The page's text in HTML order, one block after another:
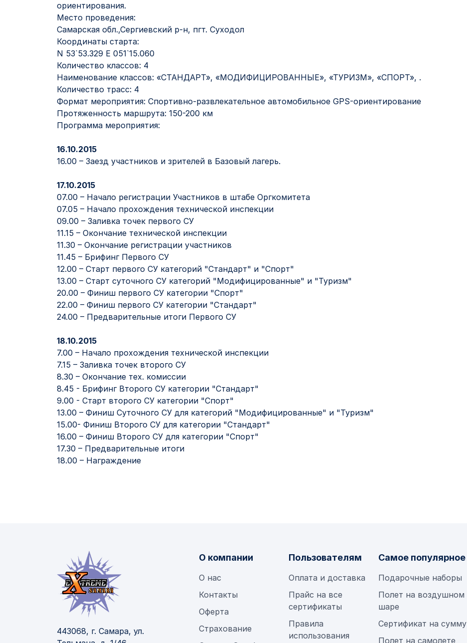
ориентирования.
Место проведения:
Самарская обл.,Сергиевский р-н, пгт. Суходол
Координаты старта:
N 53`53.329 E 051`15.060
Количество классов: 4
Наименование классов: «СТАНДАРТ», «МОДИФИЦИРОВАННЫЕ», «ТУРИЗМ», «СПОРТ», .
Количество трасс: 4
Формат мероприятия: Спортивно-развлекательное автомобильное GPS-ориентирование
Протяженность маршрута: 150-200 км
Программа мероприятия:
16.10.2015
16.00 – Заезд участников и зрителей в Базовый лагерь.
17.10.2015
07.00 – Начало регистрации Участников в штабе Оргкомитета
07.05 – Начало прохождения технической инспекции
09.00 – Заливка точек первого СУ
11.15 – Окончание технической инспекции
11.30 – Окончание регистрации участников
11.45 – Брифинг Первого СУ
12.00 – Старт первого СУ категорий "Стандарт" и "Спорт"
13.00 – Старт суточного СУ категорий "Модифицированные" и "Туризм"
20.00 – Финиш первого СУ категории "Спорт"
22.00 – Финиш первого СУ категории "Стандарт"
24.00 – Предварительные итоги Первого СУ
18.10.2015
7.00 – Начало прохождения технической инспекции
7.15 – Заливка точек второго СУ
8.30 – Окончание тех. комиссии
8.45 - Брифинг Второго СУ категории "Стандарт"
9.00 - Старт второго СУ категории "Спорт"
13.00 – Финиш Суточного СУ для категорий "Модифицированные" и "Туризм"
15.00- Финиш Второго СУ для категории "Стандарт"
16.00 – Финиш Второго СУ для категории "Спорт"
17.30 – Предварительные итоги
18.00 – Награждение
443068, г. Самара, ул.
О компании
О нас
Контакты
Оферта
Страхование
Пользователям
Оплата и доставка
Прайс на все
сертификаты
Правила
использования
Самое популярное
Подарочные наборы
Полет на воздушном
шаре
Сертификат на сумму
Полет на самолете